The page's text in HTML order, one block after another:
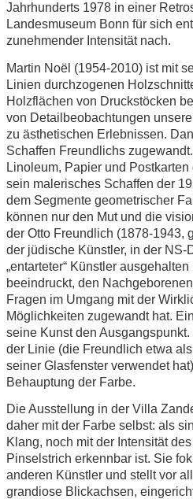
Jahrhunderts 1978 in einer
Landesmuseum Bonn für sich
zunehmender Intensität nach.
Martin Noël (1954-2010) ist mit
Linien durchzogenen
Holzflächen von Druckstöcken
von Detailbeobachtungen
zu ästhetischen Erlebnissen.
Schaffen Freundlichs
Linoleum, Papier und
sein malerisches Schaffen der
dem Segmente geometrischer
können nur den Mut und die
der Otto Freundlich (1878-1943,
der jüdische Künstler, in der
„entarteter“ Künstler
beeindruckt, den
Fragen im Umgang mit der
Möglichkeiten zugewandt hat.
seine Kunst den
der Linie (die Freundlich etwa
seiner Glasfenster verwendet
Behauptung der Farbe.
Die Ausstellung in der Villa
daher mit der Farbe selbst: als
Klang, noch mit der Intensität
Pinselstrich erkennbar ist. Sie
anderen Künstler und stellt vor
grandiose Blickachsen,